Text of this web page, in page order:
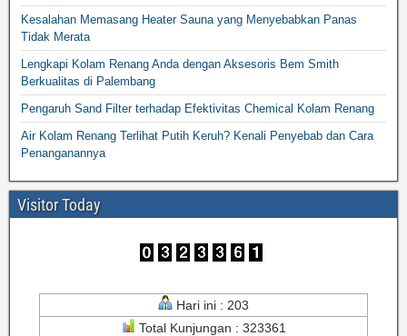
Kesalahan Memasang Heater Sauna yang Menyebabkan Panas
Tidak Merata
Lengkapi Kolam Renang Anda dengan Aksesoris Bem Smith
Berkualitas di Palembang
Pengaruh Sand Filter terhadap Efektivitas Chemical Kolam Renang
Air Kolam Renang Terlihat Putih Keruh? Kenali Penyebab dan Cara
Penanganannya
Visitor Today
Hari ini : 203
Total Kunjungan : 323361